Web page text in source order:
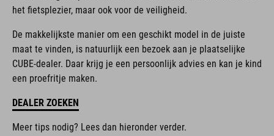
het fietsplezier, maar ook voor de veiligheid.
De makkelijkste manier om een geschikt model in de juiste
maat te vinden, is natuurlijk een bezoek aan je plaatselijke
CUBE-dealer. Daar krijg je een persoonlijk advies en kan je kind
een proefritje maken.
DEALER ZOEKEN
Meer tips nodig? Lees dan hieronder verder.